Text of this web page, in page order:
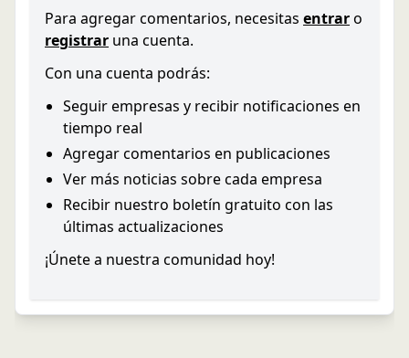
Para agregar comentarios, necesitas entraro
registrar una cuenta.
Con una cuenta podrás:
Seguir empresas y recibir notificaciones en
tiempo real
Agregar comentarios en publicaciones
Ver más noticias sobre cada empresa
Recibir nuestro boletín gratuito con las
últimas actualizaciones
¡Únete a nuestra comunidad hoy!